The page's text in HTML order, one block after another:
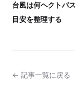
台風は何ヘクトパ
目安を整理する
← 記事一覧に戻る